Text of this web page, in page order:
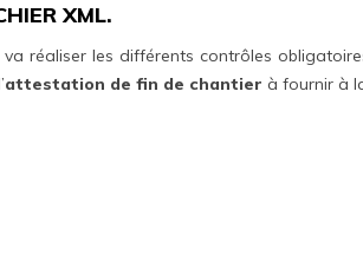
XML.
réaliser les différents contrôles
attestation de fin de chantier à fournir à